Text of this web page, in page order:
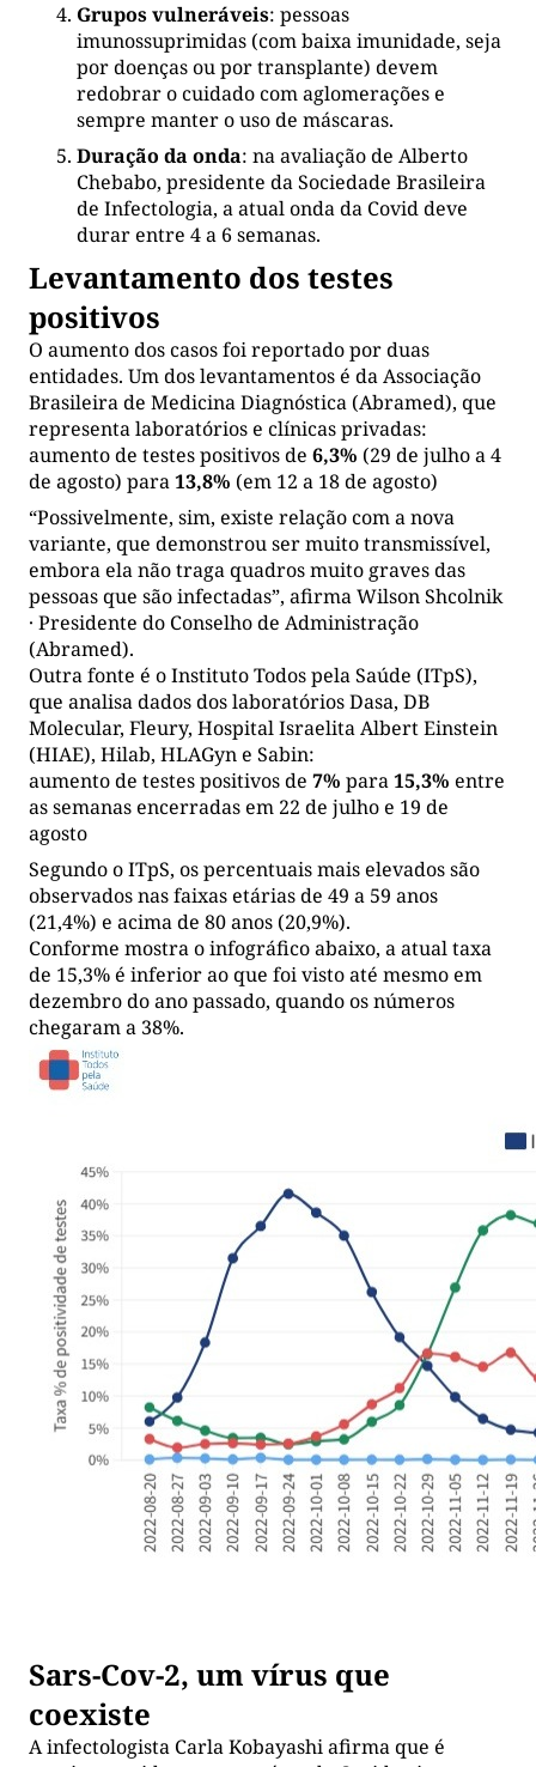
Grupos vulneráveis: pessoas
imunossuprimidas (com baixa imunidade, seja
por doenças ou por transplante) devem
redobrar o cuidado com aglomerações e
sempre manter o uso de máscaras.
Duração da onda: na avaliação de Alberto
Chebabo, presidente da Sociedade Brasileira
de Infectologia, a atual onda da Covid deve
durar entre 4 a 6 semanas.
Levantamento dos testes
positivos
O aumento dos casos foi reportado por duas
entidades. Um dos levantamentos é da Associação
Brasileira de Medicina Diagnóstica (Abramed), que
representa laboratórios e clínicas privadas:
aumento de testes positivos de 6,3% (29 de julho a 4
de agosto) para13,8% (em 12 a 18 de agosto)
“Possivelmente, sim, existe relação com a nova
variante, que demonstrou ser muito transmissível,
embora ela não traga quadros muito graves das
pessoas que são infectadas”, afirma Wilson Shcolnik
· Presidente do Conselho de Administração
(Abramed).
Outra fonte é o Instituto Todos pela Saúde (ITpS),
que analisa dados dos laboratórios Dasa, DB
Molecular, Fleury, Hospital Israelita Albert Einstein
(HIAE), Hilab, HLAGyn e Sabin:
aumento de testes positivos de 7% para15,3% entre
as semanas encerradas em 22 de julho e 19 de
agosto
Segundo o ITpS, os percentuais mais elevados são
observados nas faixas etárias de 49 a 59 anos
(21,4%) e acima de 80 anos (20,9%).
Conforme mostra o infográfico abaixo, a atual taxa
de 15,3% é inferior ao que foi visto até mesmo em
dezembro do ano passado, quando os números
chegaram a 38%.
Sars-Cov-2, um vírus que
coexiste
A infectologista Carla Kobayashi afirma que é